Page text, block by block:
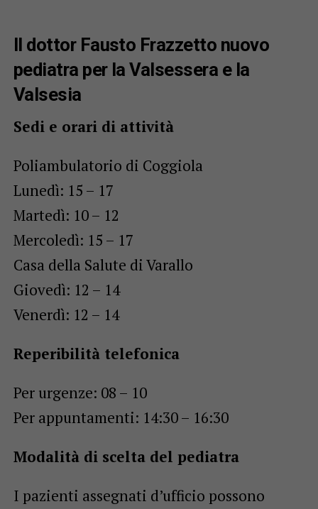
Il dottor Fausto Frazzetto nuovo
pediatra per la Valsessera e la
Valsesia
Sedi e orari di attività
Poliambulatorio di Coggiola
Lunedì: 15 – 17
Martedì: 10 – 12
Mercoledì: 15 – 17
Casa della Salute di Varallo
Giovedì: 12 – 14
Venerdì: 12 – 14
Reperibilità telefonica
Per urgenze: 08 – 10
Per appuntamenti: 14:30 – 16:30
Modalità di scelta del pediatra
I pazienti assegnati d’ufficio possono